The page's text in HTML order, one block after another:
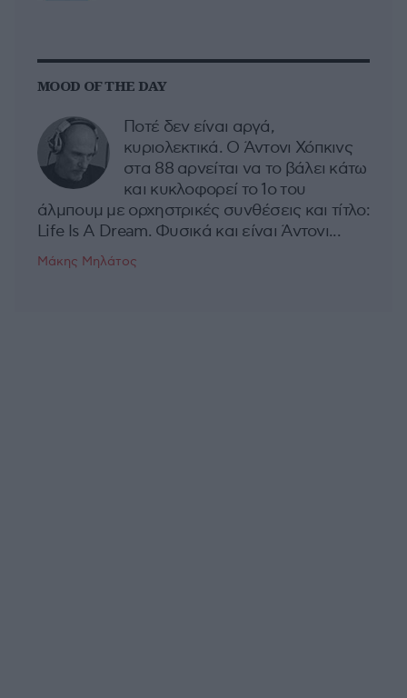
MOOD OF THE DAY
Ποτέ δεν είναι αργά,
κυριολεκτικά. Ο Άντονι Χόπκινς
στα 88 αρνείται να το βάλει κάτω
και κυκλοφορεί το 1ο του
άλμπουμ με ορχηστρικές συνθέσεις και τίτλο:
Life Is A Dream. Φυσικά και είναι Άντονι...
Μάκης Μηλάτος